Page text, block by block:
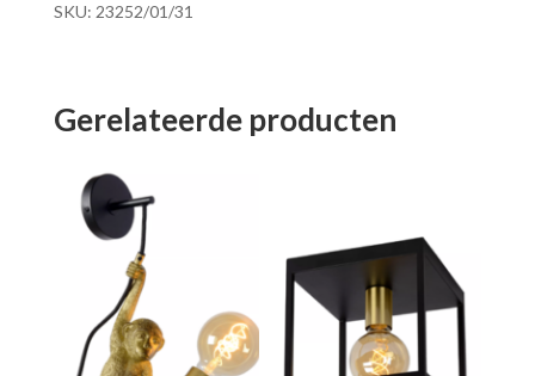
SKU: 23252/01/31
Gerelateerde producten